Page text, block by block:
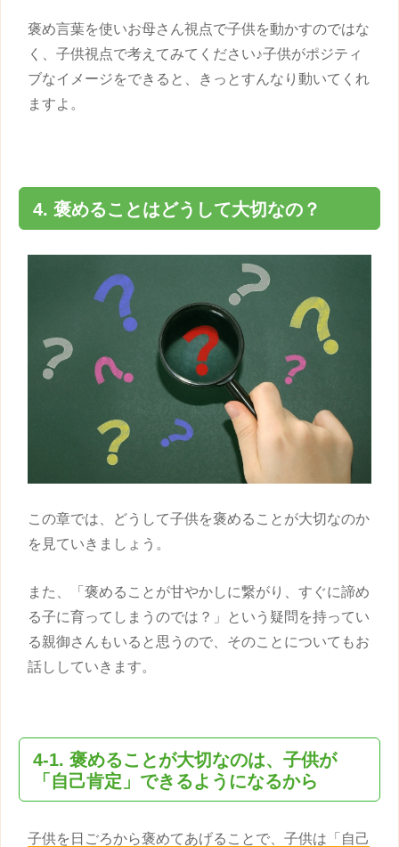
褒め言葉を使いお母さん視点で子供を動かすのではな
く、 子供視点で考えてみてください♪子供がポジティ
ブなイメージをできると、きっとすんなり動いてくれ
ますよ。
4. 褒めることはどうして大切なの？
この章では、どうして子供を褒めることが大切なのか
を見ていきましょう。
また、「褒めることが甘やかしに繋がり、すぐに諦め
る子に育ってしまうのでは？」という疑問を持ってい
る親御さんもいると思うので、そのことについてもお
話ししていきます。
4-1. 褒めることが大切なのは、 子供が
「自己肯定」できるようになるから
子供を日ごろから褒めてあげることで、 子供は「自己